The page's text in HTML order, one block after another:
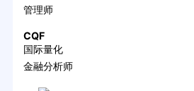
管理师
CQF
国际量化
金融分析师